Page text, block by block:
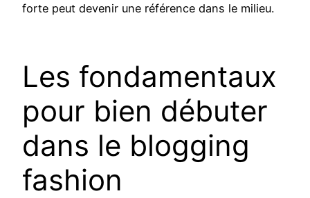
forte peut devenir une référence dans le milieu.
Les fondamentaux
pour bien débuter
dans le blogging
fashion